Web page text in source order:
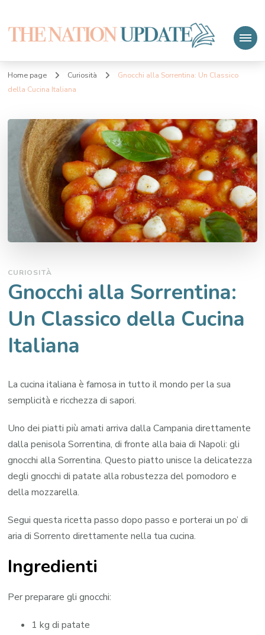
The Nation Update
Home page Curiosità
Gnocchi alla Sorrentina: Un Classico
della Cucina Italiana
CURIOSITÀ
Gnocchi alla Sorrentina:
Un Classico della Cucina
Italiana
La cucina italiana è famosa in tutto il mondo per la sua
semplicità e ricchezza di sapori.
Uno dei piatti più amati arriva dalla Campania direttamente
dalla penisola Sorrentina, di fronte alla baia di Napoli: gli
gnocchi alla Sorrentina. Questo piatto unisce la delicatezza
degli gnocchi di patate alla robustezza del pomodoro e
della mozzarella.
Segui questa ricetta passo dopo passo e porterai un po’ di
aria di Sorrento direttamente nella tua cucina.
Ingredienti
Per preparare gli gnocchi:
1 kg di patate